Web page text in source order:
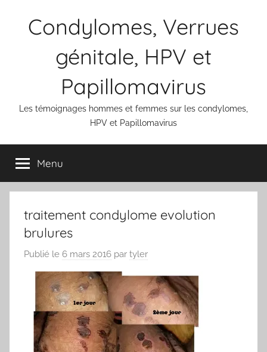
Condylomes, Verrues
génitale, HPV et
Papillomavirus
Les témoignages hommes et femmes sur les condylomes,
HPV et Papillomavirus
Menu
traitement condylome evolution
brulures
Publié le 6 mars 2016 par tyler